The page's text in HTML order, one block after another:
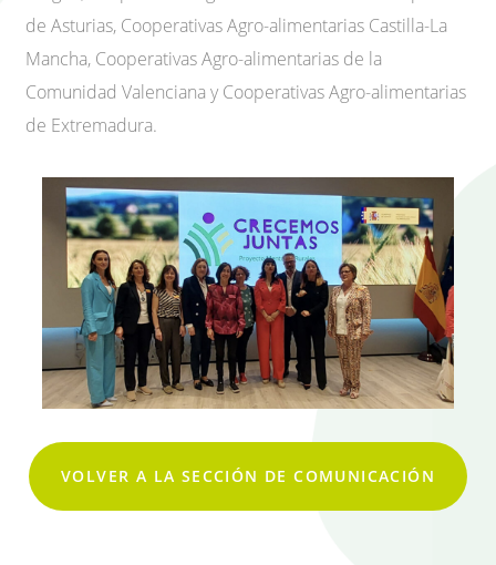
de Asturias, Cooperativas Agro-alimentarias Castilla-La
Mancha, Cooperativas Agro-alimentarias de la
Comunidad Valenciana y Cooperativas Agro-alimentarias
de Extremadura.
VOLVER A LA SECCIÓN DE COMUNICACIÓN